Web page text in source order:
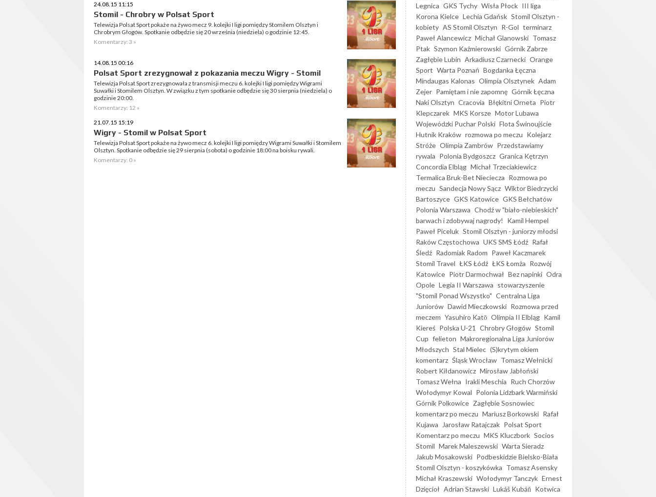
24.08.15 11:15
Stomil - Chrobry w Polsat Sport
Telewizja Polsat Sport pokaże na żywo mecz 9. kolejki I ligi pomiędzy Stomilem Olsztyn i
Chrobrym Głogów. Spotkanie odbędzie się 20 września (niedziela) o godzinie 12:45.
Komentarzy: 3 »
14.08.15 00:16
Polsat Sport zrezygnował z pokazania meczu Wigry - Stomil
Telewizja Polsat Sport zrezygnowała z transmisji meczu 6. kolejki I ligi pomiędzy Wigrami
Suwałki i Stomilem Olsztyn. W związku z tym spotkanie odbędzie się 30 sierpnia (niedziela) o
godzinie 20:00.
Komentarzy: 12 »
21.07.15 15:19
Wigry - Stomil w Polsat Sport
Telewizja Polsat Sport pokaże na żywo mecz 6. kolejki I ligi pomiędzy Wigrami Suwałki i Stomilem
Olsztyn. Spotkanie odbędzie się 29 sierpnia (sobota) o godzinie 18:00 na boisku rywali.
Komentarzy: 0 »
Legnica GKS Tychy Wisła Płock III liga
Korona Kielce Lechia Gdańsk Stomil Olsztyn -
kobiety AS Stomil Olsztyn R-Gol terminarz
Paweł Alancewicz Michał Glanowski Tomasz
Ptak Szymon Kaźmierowski Górnik Zabrze
Zagłębie Lubin Arkadiusz Czarnecki Orange
Sport Warta Poznań Bogdanka Łęczna
Mindaugas Kalonas Olimpia Olsztynek Adam
Zejer Pamiętam i nie zapomnę Górnik Łęczna
Naki Olsztyn Cracovia Błękitni Orneta Piotr
Klepczarek MKS Korsze Motor Lubawa
Wojewódzki Puchar Polski Flota Świnoujście
Hutnik Kraków rozmowa po meczu Kolejarz
Stróże Olimpia Zambrów Przedstawiamy
rywala Polonia Bydgoszcz Granica Kętrzyn
Concordia Elbląg Michał Trzeciakiewicz
Termalica Bruk-Bet Nieciecza Rozmowa po
meczu Sandecja Nowy Sącz Wiktor Biedrzycki
Bartoszyce GKS Katowice GKS Bełchatów
Polonia Warszawa Chodź w "biało-niebieskich"
barwach i zdobywaj nagrody!
Kamil Hempel
Paweł Piceluk Stomil Olsztyn - juniorzy młodsi
Raków Częstochowa UKS SMS Łódź Rafał
Śledź Radomiak Radom Paweł Kaczmarek
Stomil Travel ŁKS Łódź ŁKS Łomża Rozwój
Katowice Piotr Darmochwał Bez napinki Odra
Opole Legia II Warszawa stowarzyszenie
"Stomil Ponad Wszystko" Centralna Liga
Juniorów Dawid Mieczkowski Rozmowa przed
meczem Yasuhiro Katō Olimpia II Elbląg Kamil
Kiereś Polska U-21 Chrobry Głogów Stomil
Cup felieton Makroregionalna Liga Juniorów
Młodszych Stal Mielec (S)krytym okiem
komentarz Śląsk Wrocław Tomasz Wełnicki
Robert Kiłdanowicz Mirosław Jabłoński
Tomasz Wełna Irakli Meschia Ruch Chorzów
Wołodymyr Kowal Polonia Lidzbark Warmiński
Górnik Polkowice Zagłębie Sosnowiec
komentarz po meczu Mariusz Borkowski Rafał
Kujawa
Jarosław Ratajczak Polsat Sport
Komentarz po meczu MKS Kluczbork Socios
Stomil Marek Maleszewski Warta Sieradz
Jakub Mosakowski Podbeskidzie Bielsko-Biała
Stomil Olsztyn - koszykówka Tomasz Asensky
Michał Kraszewski Wołodymyr Tanczyk Ernest
Dzięcioł Adrian Stawski Lukáš Kubáň Kotwica